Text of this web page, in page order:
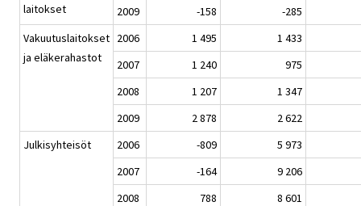
laitokset
2009
-158
-285
Vakuutuslaitokset
ja eläkerahastot
2006 1 495
1 433
2007
1 240
975
2008
1 207
1 347
2009
2 878
2 622
Julkisyhteisöt
2006 -809
5 973
2007
-164
9 206
2008
788
8 601